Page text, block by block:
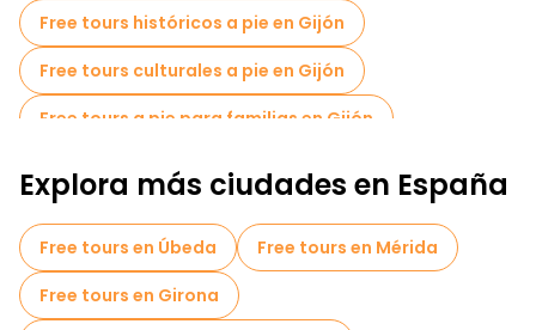
Free tours históricos a pie en Gijón
Free tours culturales a pie en Gijón
Free tours a pie para familias en Gijón
Free tour por el casco antiguo en Gijón
Free tours cerca Parroquia San Pedro
Free tours cerca Elogio del horizonte
Explora más ciudades en España
Free tours en Úbeda
Free tours en Mérida
Free tours en Girona